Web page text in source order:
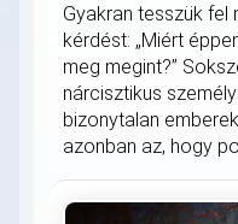
Gyakran tesszük fel
kérdést: „Miért
meg megint?”
nárcisztikus
bizonytalan
azonban az, hogy